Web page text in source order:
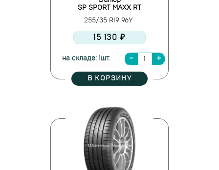
SP SPORT MAXX RT
255/35 R19 96Y
15 130 ₽
на складе: 1шт.
В КОРЗИНУ